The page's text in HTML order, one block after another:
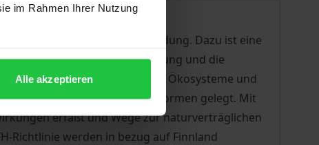
im Rahmen Ihrer Nutzung
Alle akzeptieren
für die Rechtsanwendung. Dazu ist eine
es an die juristische Abwägung und die
marine und terrestrische Ökosysteme und
Umsetzbarkeit in Rechtsnormen gelegt. Mit
erfaßt und Wege zur naturverträglichen
Richtlinie werden in bezug auf Finnland